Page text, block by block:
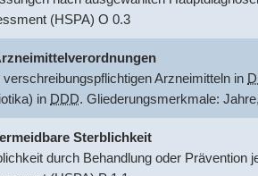
(HSPA) O 0.3
Arzneimitteln in
in DDD. Gliederungsmerkmale:
Sterblichkeit
durch Behandlung oder